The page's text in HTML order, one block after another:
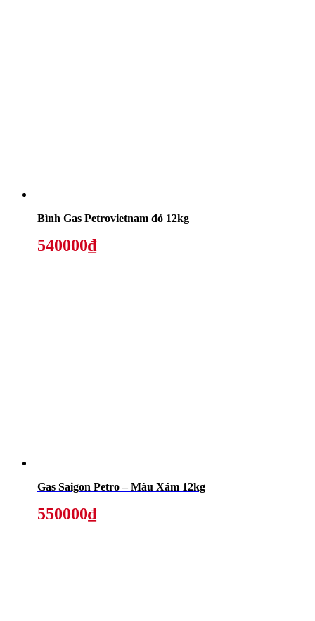
Bình Gas Petrovietnam đỏ 12kg
540000₫
Gas Saigon Petro – Màu Xám 12kg
550000₫